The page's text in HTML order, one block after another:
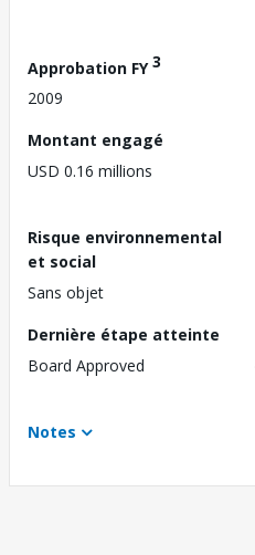
Approbation FY3
2009
Montant engagé
USD 0.16 millions
Risque environnemental
et social
Sans objet
Dernière étape atteinte
Board Approved
Notes